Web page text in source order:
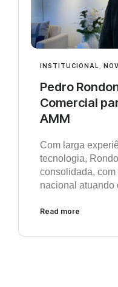
INSTITUCIONAL,
Pedro
Comercial
AMM
Com larga
tecnologia,
consolidada,
nacional atuando
Read more